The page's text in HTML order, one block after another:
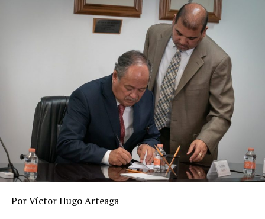
mexicano por parte de otros organismos
internacionales en donde el 1.2 por ciento previsto para
el 2023 por parte del FMI, es el más débil, seguido del
1.4 por ciento proyectado por la UNCTAD y el 1.5 por
ciento pronosticado tanto por el Banco Mundial como
RELATED TOPICS:
DESPUÉS
Pandemia de COVID-19 está en receso
ANTES
Acuerdo espacial con Rusia no tienen el propósito de
Por Víctor Hugo Arteaga